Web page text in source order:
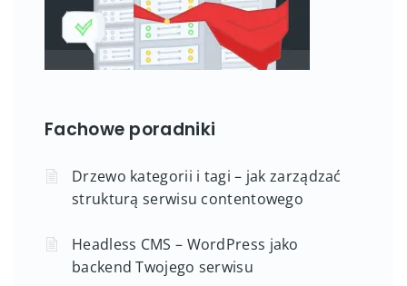
Fachowe poradniki
Drzewo kategorii i tagi – jak zarządzać
strukturą serwisu contentowego
Headless CMS – WordPress jako
backend Twojego serwisu